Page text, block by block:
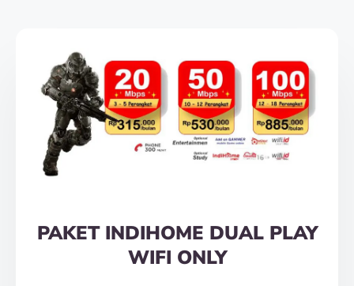
PAKET INDIHOME DUAL PLAY
WIFI ONLY